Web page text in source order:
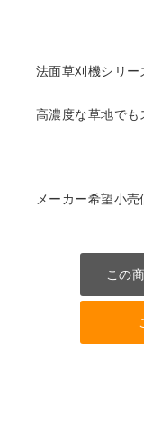
法面草刈機シリー
高濃度な草地でも
メーカー希望小
この